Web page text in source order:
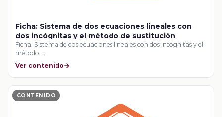
Ficha: Sistema de dos ecuaciones lineales con
dos incógnitas y el método de sustitución
Ficha: Sistema de dos ecuaciones lineales con dos incógnitas y el
método …
Ver contenido
CONTENIDO